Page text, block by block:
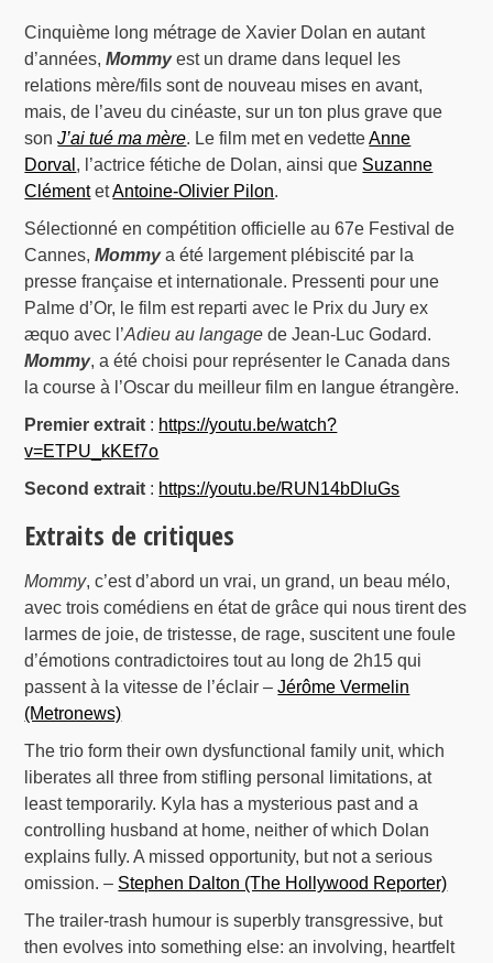
Cinquième long métrage de Xavier Dolan en autant
d’années,Mommyest un drame dans lequel les
relations mère/fils sont de nouveau mises en avant,
mais, de l’aveu du cinéaste, sur un ton plus grave que
sonJ’ai tué ma mère. Le film met en vedetteAnne
Dorval , l’actrice fétiche de Dolan, ainsi que Suzanne
ClémentetAntoine-Olivier Pilon.
Sélectionné en compétition officielle au 67e Festival de
Cannes,Mommya été largement plébiscité par la
presse française et internationale. Pressenti pour une
Palme d’Or, le film est reparti avec le Prix du Jury ex
æquo avec l’Adieu au langage de Jean-Luc Godard.
Mommy, a été choisi pour représenter le Canada dans
la course à l’Oscar du meilleur film en langue étrangère.
Premier extrait : https://youtu.be/watch?
v=ETPU_kKEf7o
Second extrait : https://youtu.be/RUN14bDluGs
Extraits de critiques
Mommy, c’est d’abord un vrai, un grand, un beau mélo,
avec trois comédiens en état de grâce qui nous tirent des
larmes de joie, de tristesse, de rage, suscitent une foule
d’émotions contradictoires tout au long de 2h15 qui
passent à la vitesse de l’éclair –Jérôme Vermelin
(Metronews)
The trio form their own dysfunctional family unit, which
liberates all three from stifling personal limitations, at
least temporarily. Kyla has a mysterious past and a
controlling husband at home, neither of which Dolan
explains fully. A missed opportunity, but not a serious
omission. – Stephen Dalton (The Hollywood Reporter)
The trailer-trash humour is superbly transgressive, but
then evolves into something else: an involving, heartfelt